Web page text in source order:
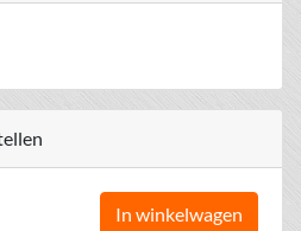
In winkelwagen